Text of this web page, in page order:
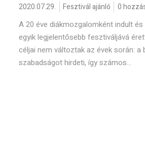
2020.07.29. Fesztivál ajánló 0
A 20 éve diákmozgalomként indult
egyik legjelentősebb fesztiváljává
céljai nem változtak az évek során: a
szabadságot hirdeti, így számos...